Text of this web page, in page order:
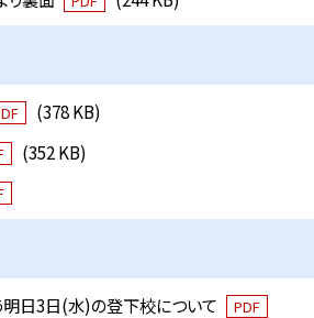
(378 KB)
(352 KB)
日3日(水)の登下校について PDF